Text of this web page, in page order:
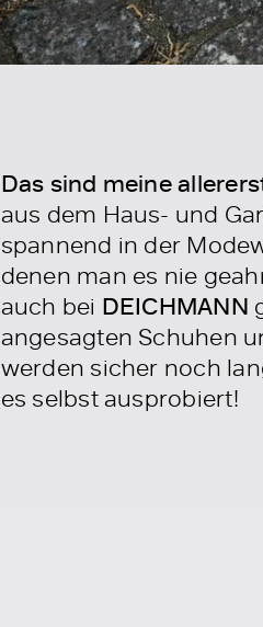
Das sind meine
aus dem Haus- und
spannend in der
denen man es nie
auch bei DEICHMANN
angesagten Schuhen
werden sicher noch
es selbst ausprobiert!